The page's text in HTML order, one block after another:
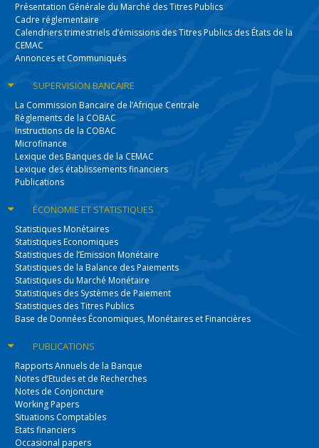
Présentation Générale du Marché des Titres Publics
Cadre réglementaire
Calendriers trimestriels d’émissions des Titres Publics des États de la
CEMAC
Annonces et Communiqués
SUPERVISIONBANCAIRE
La Commission Bancaire de l’Afrique Centrale
Règlements de la COBAC
Instructions de la COBAC
Microfinance
Lexique des Banques de la CEMAC
Lexique des établissements financiers
Publications
ÉCONOMIEET STATISTIQUES
Statistiques Monétaires
Statistiques Economiques
Statistiques de l’Emission Monétaire
Statistiques de la Balance des Paiements
Statistiques du Marché Monétaire
Statistiques des Systèmes de Paiement
Statistiques des Titres Publics
Base de Données Économiques, Monétaires et Financières
PUBLICATIONS
Rapports Annuels de la Banque
Notes d’Etudes et de Recherches
Notes de Conjoncture
Working Papers
Situations Comptables
Etats financiers
Occasional papers